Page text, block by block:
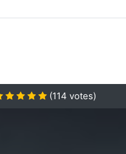
(114 votes)